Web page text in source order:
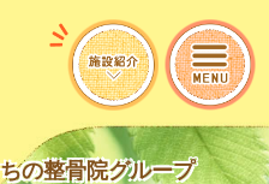
の整骨院グループ